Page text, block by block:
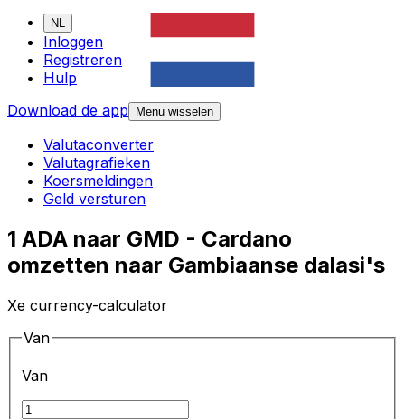
NL
Inloggen
Registreren
Hulp
Download de app
Menu wisselen
Valutaconverter
Valutagrafieken
Koersmeldingen
Geld versturen
1 ADA naar GMD - Cardano
omzetten naar Gambiaanse dalasi's
Xe currency-calculator
Van
Van